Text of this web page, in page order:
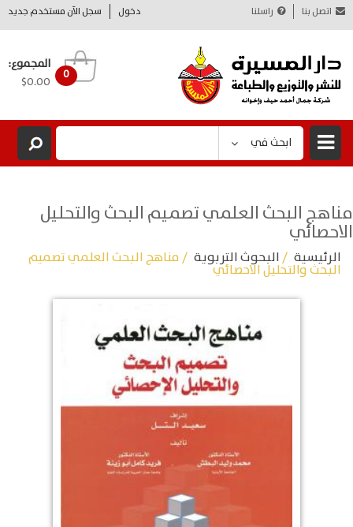
دخول سجل الآن مستخدم جديد اتصل بنا راسلنا
0
المجموع:
$0.00
ابحث في
مناهج البحث العلمي تصميم البحث والتحليل
الاحصائي
الرئيسية /البحوث التربوية / مناهج البحث العلمي تصميم
البحث والتحليل الاحصائي